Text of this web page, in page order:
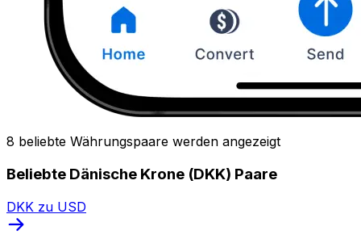
8 beliebte Währungspaare werden angezeigt
Beliebte Dänische Krone (DKK) Paare
DKK zu USD